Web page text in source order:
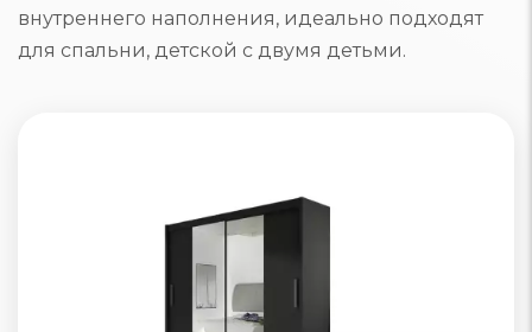
внутреннего наполнения, идеально подходят
для спальни, детской с двумя детьми.